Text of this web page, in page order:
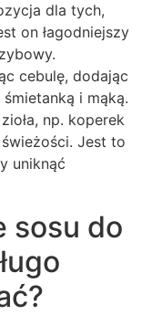
dla tych,
on łagodniejszy
cebulę, dodając
i mąką.
np. koperek
Jest to
uniknąć
sosu do